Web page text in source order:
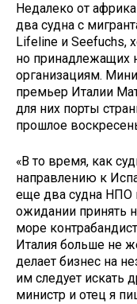
Недалеко от
два судна с
Lifeline и Seefuchs,
но принадлежащих
организациям.
премьер Италии
для них порты
прошлое
«В то время, как
направлению к
еще два судна
ожидании принять
море
Италия больше не
делает бизнес на
им следует искать
министр и отец я